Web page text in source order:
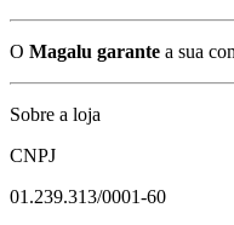
O Magalu garante a sua
Sobre a loja
CNPJ
01.239.313/0001-60